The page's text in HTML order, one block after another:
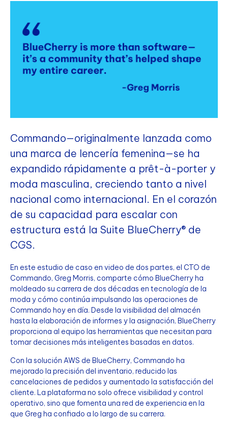
Commando—originalmente lanzada como
una marca de lencería femenina—se ha
expandido rápidamente a prêt-à-porter y
moda masculina, creciendo tanto a nivel
nacional como internacional. En el corazón
de su capacidad para escalar con
estructura está la Suite BlueCherry® de
CGS.
En este estudio de caso en video de dos partes, el CTO de
Commando, Greg Morris, comparte cómo BlueCherry ha
moldeado su carrera de dos décadas en tecnología de la
moda y cómo continúa impulsando las operaciones de
Commando hoy en día. Desde la visibilidad del almacén
hasta la elaboración de informes y la asignación, BlueCherry
proporciona al equipo las herramientas que necesitan para
tomar decisiones más inteligentes basadas en datos.
Con la solución AWS de BlueCherry, Commando ha
mejorado la precisión del inventario, reducido las
cancelaciones de pedidos y aumentado la satisfacción del
cliente. La plataforma no solo ofrece visibilidad y control
operativo, sino que fomenta una red de experiencia en la
que Greg ha confiado a lo largo de su carrera.